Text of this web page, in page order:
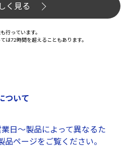
く見る
行っています。
は72時間を超えることもあります。
ついて
日～製品によって異なるた
ページをご覧ください。